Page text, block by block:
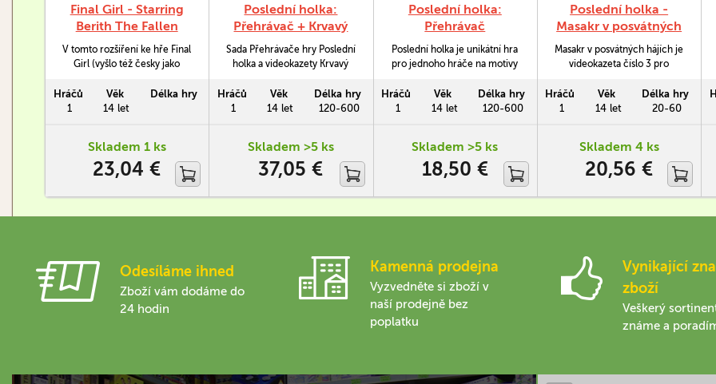
Final Girl - Starring
Berith The Fallen
Angel
V tomto rozšíření ke hře Final
Girl (vyšlo též česky jako
hrdinka vymýtit z jeptišky
Ursuly démona Beritha.
skončí.
Hráčů
1
Věk
14 let
Délka hry
Skladem 1 ks
23,04 €
Poslední holka:
Přehrávač + Krvavý
hezký stezky (+
promo karta Paula)
Sada Přehrávače hry Poslední
holka a videokazety Krvavý
Paula. Poslední holka je
unikátní hra pro jednoho
zachránit ženskou hrdinku
před zákeřným vrahem,
přičemž na základě použité
Hráčů
1
Věk
14 let
Délka hry
120-600
Skladem >5 ks
37,05 €
Poslední holka:
Přehrávač
Poslední holka je unikátní hra
pro jednoho hráče na motivy
bude snažit zachránit ženskou
hrdinku před zákeřným
se mění prostředí, hrdinka i
vrah. Tato krabice je
Přehrávač, který obsahuje
Hráčů
1
Věk
14 let
Délka hry
120-600
Skladem >5 ks
18,50 €
Poslední holka -
Masakr v posvátných
hájích
Masakr v posvátných hájích je
videokazeta číslo 3 pro
Poslední holka. Tento příběh
vypráví o bozích, kteří si žádají
nic netušících návštěvníků
parku. Vyberte si, zda bude
krvavému řádění Mstitele
Hráčů
1
Věk
14 let
Délka hry
20-60
Skladem 4 ks
20,56 €
Odesíláme ihned
Zboží vám dodáme do
24 hodin
Kamenná prodejna
Vyzvedněte si zboží v
naší prodejně bez
poplatku
Vynikající
zboží
Veškerý
známe a